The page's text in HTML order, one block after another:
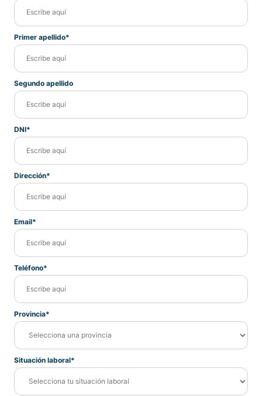
Primer apellido*
Segundo apellido
DNI*
Dirección*
Email*
Teléfono*
Provincia*
Situación laboral*